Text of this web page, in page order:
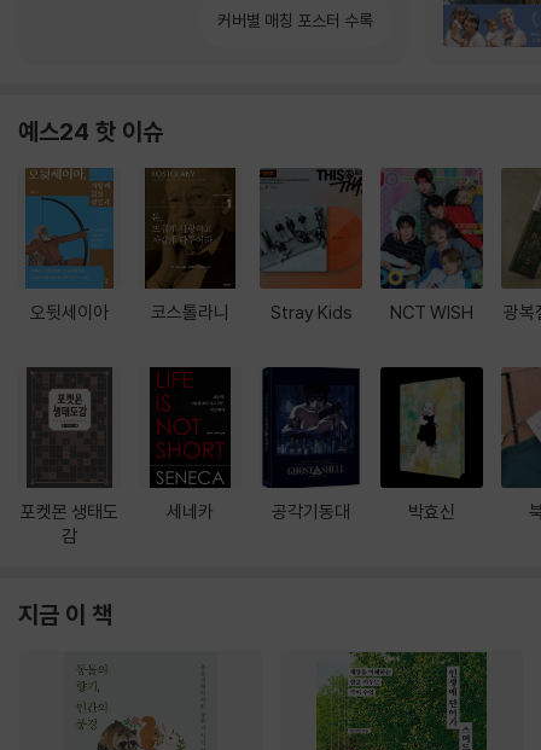
커버별 매칭 포스터 수록
예스24 핫 이슈
오뒷세이아
포켓몬 생태도
감
코스톨라니
세네카
Stray Kids
공각기동대
NCT WISH
박효신
광복
지금 이 책